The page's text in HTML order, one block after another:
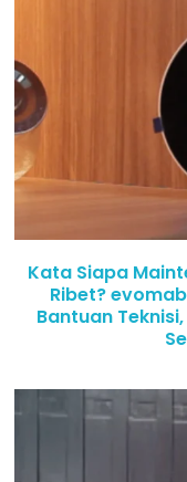
Kata Siapa
Ribet?
Bantuan